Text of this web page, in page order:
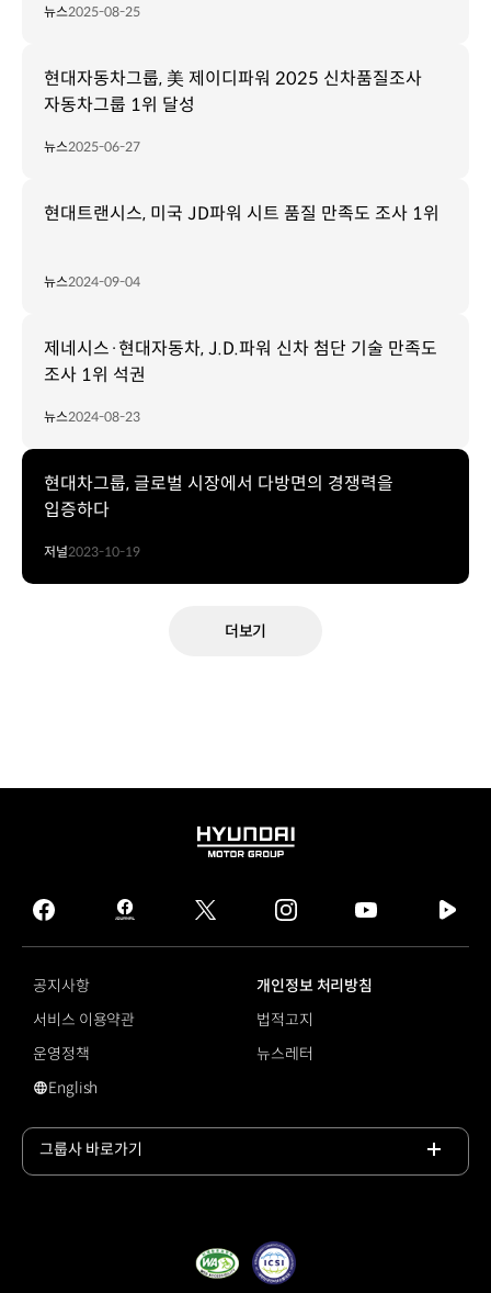
뉴스2025-08-25
현대자동차그룹, 美 제이디파워 2025 신차품질조사
자동차그룹 1위 달성
뉴스2025-06-27
현대트랜시스, 미국 JD파워 시트 품질 만족도 조사 1위
뉴스2024-09-04
제네시스·현대자동차, J.D.파워 신차 첨단 기술 만족도
조사 1위 석권
뉴스2024-08-23
현대차그룹, 글로벌 시장에서 다방면의 경쟁력을
입증하다
저널2023-10-19
더보기
HYUNDAI
GROUP
facebook
hmg
journal
twitter instagram
tv
공지사항
개인정보 처리방침
서비스 이용약관
법적고지
운영정책
뉴스레터
#JD파워
English
그룹사 바로가기